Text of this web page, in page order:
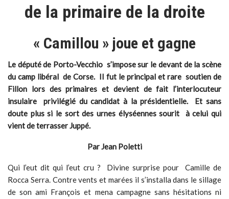
de la primaire de la droite
« Camillou » joue et gagne
Le député de Porto-Vecchio s’impose sur le devant de la scène
du camp libéral de Corse. Il fut le principal et rare soutien de
Fillon lors des primaires et devient de fait l’interlocuteur
insulaire privilégié du candidat à la présidentielle. Et sans
doute plus si le sort des urnes élyséennes sourit à celui qui
vient de terrasser Juppé.
Par Jean Poletti
Qui l’eut dit qui l’eut cru ? Divine surprise pour Camille de
Rocca Serra. Contre vents et marées il s’installa dans le sillage
de son ami François et mena campagne sans hésitations ni